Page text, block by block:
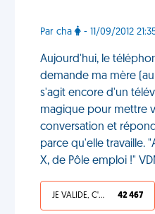
Par cha - 11/09/2012
Aujourd'hui, le
demande ma mère
s'agit encore d'un
magique pour mettre
conversation et
parce qu'elle travaille.
X, de Pôle emploi !"
JE VALIDE, C'EST UNE VDM 42 467